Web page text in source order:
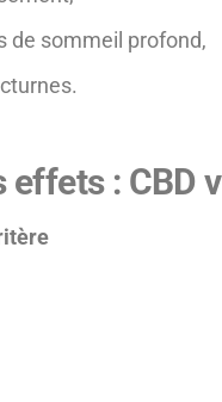
de sommeil profond,
: CBD